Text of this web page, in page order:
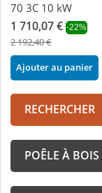
70 3C 10 kW
1 710,07 € -22%
2 192,40 €
Ajouter au panier
RECHERCHER
POÊLE À BOIS